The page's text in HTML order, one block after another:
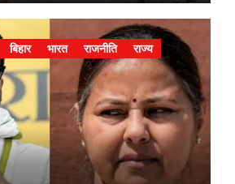
बिहार भारत राजनीति राज्य